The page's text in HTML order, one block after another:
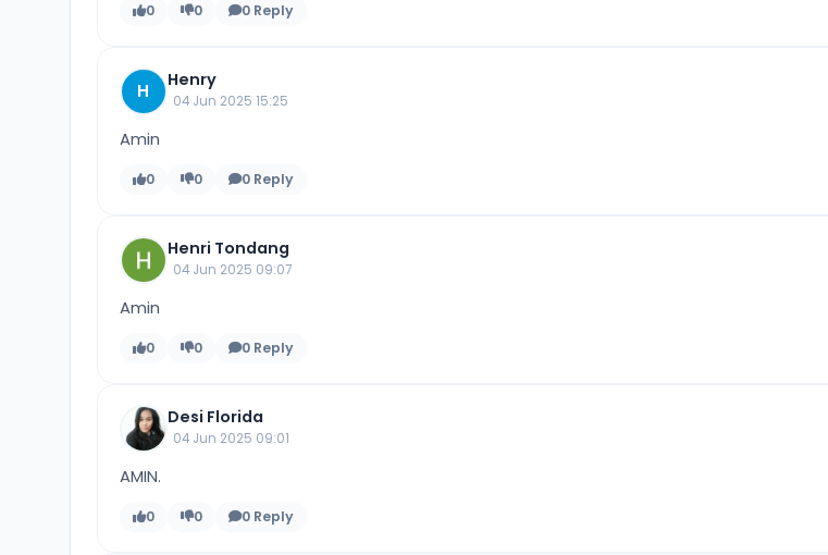
0 0 0 Reply
H Henry
04 Jun 2025 15:25
Amin
0 0 0 Reply
Henri Tondang
04 Jun 2025 09:07
Amin
0 0 0 Reply
Desi Florida
04 Jun 2025 09:01
AMIN.
0 0 0 Reply